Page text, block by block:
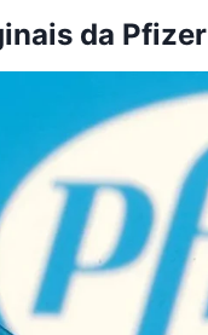
da Pfizer